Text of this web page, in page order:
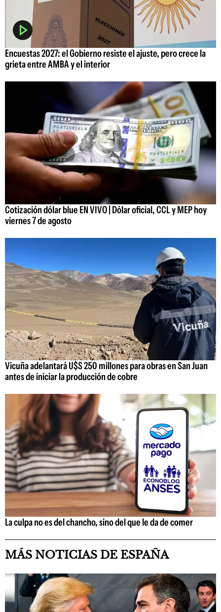
Encuestas 2027: el Gobierno resiste el ajuste, pero crece la
grieta entre AMBA y el interior
Cotización dólar blue EN VIVO | Dólar oficial, CCL y MEP hoy
viernes 7 de agosto
Vicuña adelantará U$S 250 millones para obras en San Juan
antes de iniciar la producción de cobre
La culpa no es del chancho, sino del que le da de comer
MÁS NOTICIAS DE ESPAÑA